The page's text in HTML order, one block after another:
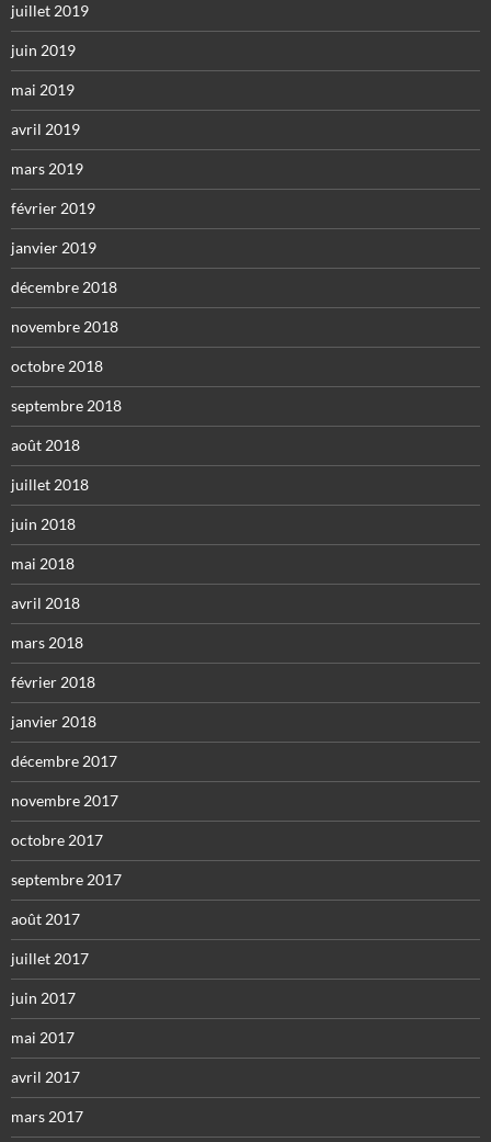
juillet 2019
juin 2019
mai 2019
avril 2019
mars 2019
février 2019
janvier 2019
décembre 2018
novembre 2018
octobre 2018
septembre 2018
août 2018
juillet 2018
juin 2018
mai 2018
avril 2018
mars 2018
février 2018
janvier 2018
décembre 2017
novembre 2017
octobre 2017
septembre 2017
août 2017
juillet 2017
juin 2017
mai 2017
avril 2017
mars 2017